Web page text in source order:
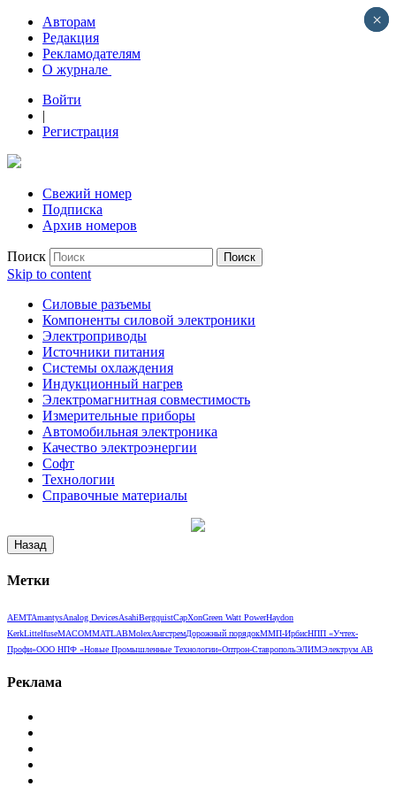
Авторам
Редакция
Рекламодателям
О журнале
Войти
|
Регистрация
Свежий номер
Подписка
Архив номеров
Поиск
Skip to content
Силовые разъемы
Компоненты силовой электроники
Электроприводы
Источники питания
Системы охлаждения
Индукционный нагрев
Электромагнитная совместимость
Измерительные приборы
Автомобильная электроника
Качество электроэнергии
Софт
Технологии
Справочные материалы
Метки
AEMTAmantysAnalog DevicesAsahiBergquistCapXonGreen Watt PowerHaydon
KerkLittelfuseMACOMMATLABMolexАнгстремДорожный порядокММП-ИрбисНПП «Учтех-
Профи»ООО НПФ «Новые Промышленные Технологии»Оптрон-СтавропольЭЛИМЭлектрум АВ
Реклама
×
×